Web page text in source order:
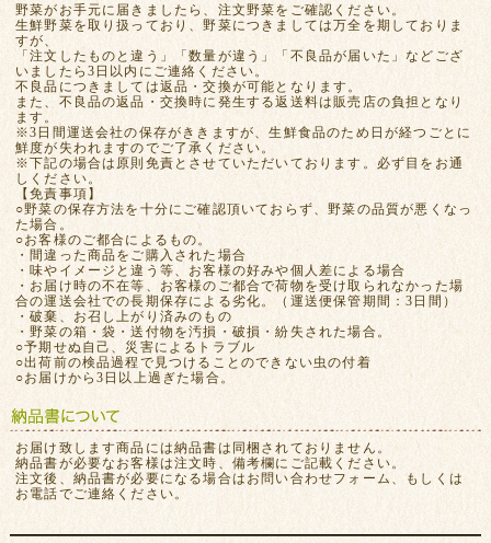
野菜がお手元に届きましたら、注文野菜をご確認ください。
生鮮野菜を取り扱っており、野菜につきましては万全を期しておりま
すが、
「注文したものと違う」「数量が違う」「不良品が届いた」などござ
いましたら3日以内にご連絡ください。
不良品につきましては返品・交換が可能となります。
また、不良品の返品・交換時に発生する返送料は販売店の負担となり
ます。
※3日間運送会社の保存がききますが、生鮮食品のため日が経つごとに
鮮度が失われますのでご了承ください。
※下記の場合は原則免責とさせていただいております。必ず目をお通
しください。
【免責事項】
○野菜の保存方法を十分にご確認頂いておらず、野菜の品質が悪くなっ
た場合。
○お客様のご都合によるもの。
・間違った商品をご購入された場合
・味やイメージと違う等、お客様の好みや個人差による場合
・お届け時の不在等、お客様のご都合で荷物を受け取られなかった場
合の運送会社での長期保存による劣化。（運送便保管期間：3日間）
・破棄、お召し上がり済みのもの
・野菜の箱・袋・送付物を汚損・破損・紛失された場合。
○予期せぬ自己、災害によるトラブル
○出荷前の検品過程で見つけることのできない虫の付着
○お届けから3日以上過ぎた場合。
お届け致します商品には納品書は同梱されておりません。
納品書が必要なお客様は注文時、備考欄にご記載ください。
注文後、納品書が必要になる場合はお問い合わせフォーム、もしくは
お電話でご連絡ください。